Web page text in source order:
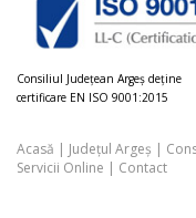
Consiliul Judeţean Argeș deţine
certificare EN ISO 9001:2015
Acasă | Județul Argeș |
Servicii Online | Contact